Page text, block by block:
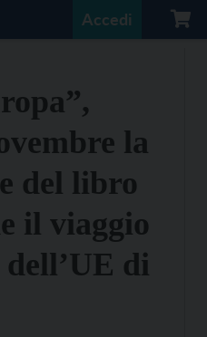
Accedi
la
del libro
il viaggio
di